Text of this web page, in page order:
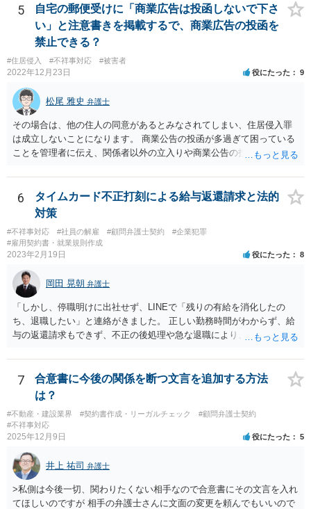
5
自宅の郵便受けに「商業広告は投函しないで下さ
い」と注意書きを掲載するで、商業広告の投函を
禁止できる？
#住居侵入 #不祥事対応 #被害者
2022年12月23日 役にたった 9
松尾 雅史 弁護士
その場合は、他の住人の同意があるとみなされてしまい、住居侵入罪
は成立しないことになります。 商業公告の投函が多過ぎて困っている
ことを管理者に伝え、関係者以外の立入りや商業公告の投函を禁ずる
6
タイムカード不正打刻による給与返還請求と法的
対策
#不祥事対応 #社員の解雇 #顧問弁護士契約
#企業犯罪
#雇用契約書・就業規則作成
2023年2月19日 役にたった 8
岡田 晃朝 弁護士
「しかし、停職明けに出社せず、LINEで「残りの有給を消化したの
ち、退職したい」と連絡がきました。 正しい勤務時間がわからず、給
与の返還請求もできず、不正の後処理や急な退職により、社や他のス
状況です。」 大変悪質ですね。打刻場所のデータと、これまでのタイ
ムカードの虚偽を確認し、突き付けて責任を問題にすることになるで
しょう。 詐欺もありうるでしょうね。 「正しい時間がわからないとい
うタイムカード不正打刻による返還請求はどのようにおこなえばよい
でしょうか？」 想定できる虚偽を前提に、相手と協議して詰めればよ
いかと思います。 確実な記録があれば、それによるのがよいですが、
弁護士と相談しながら、対応策を検討する方がよいでしょう。 また、
返還が難しい場合、損害賠償を請求する事はできますでしょうか？ 法
的には可能ですが、立証の問題があります。 協議でも問題にできそう
ですが、調停なども検討できるでしょう。 また、返還請求も損害賠償
7
合意書に今後の関係を断つ文言を追加する方法
は？
#不動産・建設業界 #契約書作成・リーガルチェック
#顧問弁護士契約
#不祥事対応
2025年12月9日 役にたった 5
井上 祐司 弁護士
>私側は今後一切、関わりたくない相手なので合意書にその文言を入れ
てほしいのですが 相手の弁護士さんに文面の変更を頼んでもいいので